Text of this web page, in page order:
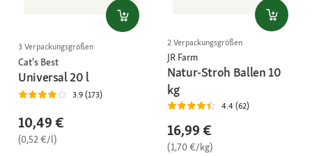
3 Verpackungsgrößen
Cat's Best
Universal 20 l
3.9 (173)
10,49 €
(0,52 €/l)
2 Verpackungsgrößen
JR Farm
Natur-Stroh Ballen 10
kg
4.4 (62)
16,99 €
(1,70 €/kg)